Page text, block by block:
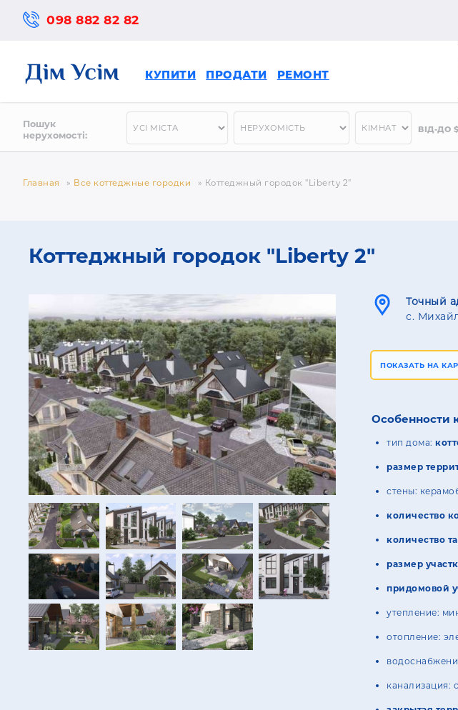
098 882 82 82
КУПИТИ ПРОДАТИ РЕМОНТ
Пошук
нерухомості:
ВІД-ДО
Главная » Все коттеджные городки » Коттеджный городок "Liberty 2"
Коттеджный городок "Liberty 2"
Точный
с.
ПОКАЗАТЬ НА
Особенности
тип дома:
размер
стены:
количество
количество
размер
придомовой
утепление:
отопление:
канализация: